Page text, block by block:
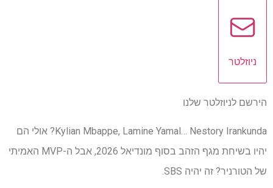
ניוזלטר
הירשם לניוזלטר שלנו
Kylian Mbappe, Lamine Yamal… Nestory Irankunda? אולי הם
יהיו בשיחת מגף הזהב בסוף מונדיאל 2026, אבל ה-MVP האמיתי
של הטורניר? זה יהיה SBS.